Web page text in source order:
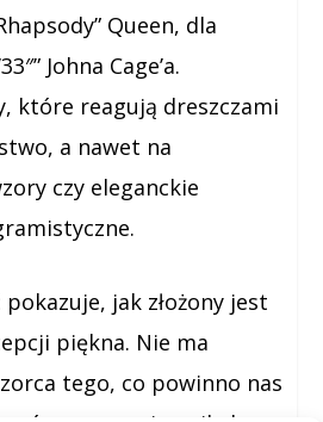
Queen, dla
Johna Cage’a.
które reagują dreszczami
a nawet na
czy eleganckie
jak złożony jest
piękna. Nie ma
tego, co powinno nas